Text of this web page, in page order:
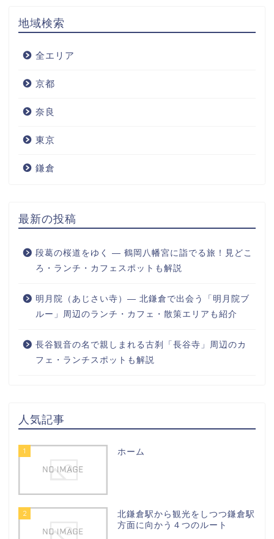
地域検索
全エリア
京都
奈良
東京
鎌倉
最新の投稿
段葛の桜道をゆく ― 鶴岡八幡宮に詣でる旅！見どこ
ろ・ランチ・カフェスポットも解説
明月院（あじさい寺）― 北鎌倉で出会う「明月院ブ
ルー」周辺のランチ・カフェ・散策エリアも紹介
長谷観音の名で親しまれる古刹「長谷寺」周辺のカ
フェ・ランチスポットも解説
人気記事
1 ホーム
2
北鎌倉駅から観光をしつつ鎌倉駅
方面に向かう４つのルート